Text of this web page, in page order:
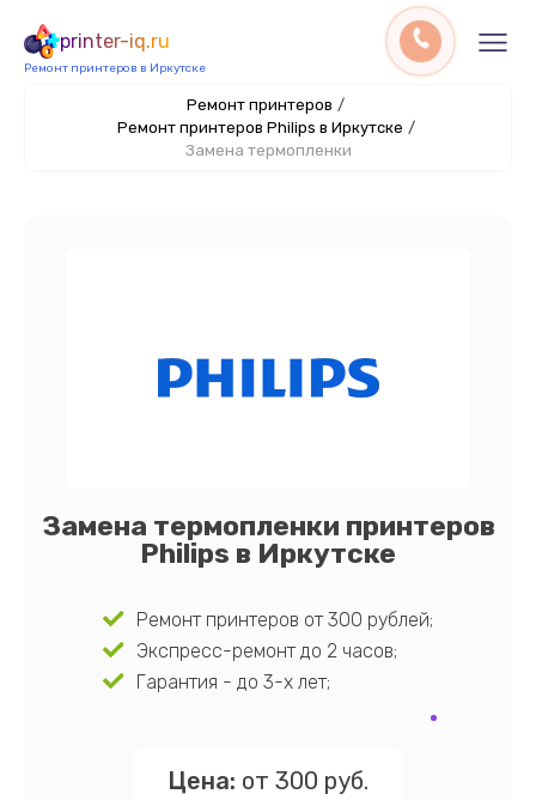
printer-iq.ru
Ремонт принтеров в Иркутске
Ремонт принтеров /
Ремонт принтеров Philips в Иркутске /
Замена термопленки
Замена термопленки принтеров
Philips в Иркутске
Ремонт принтеров от 300 рублей;
Экспресс-ремонт до 2 часов;
Гарантия - до 3-х лет;
Цена: от 300 руб.